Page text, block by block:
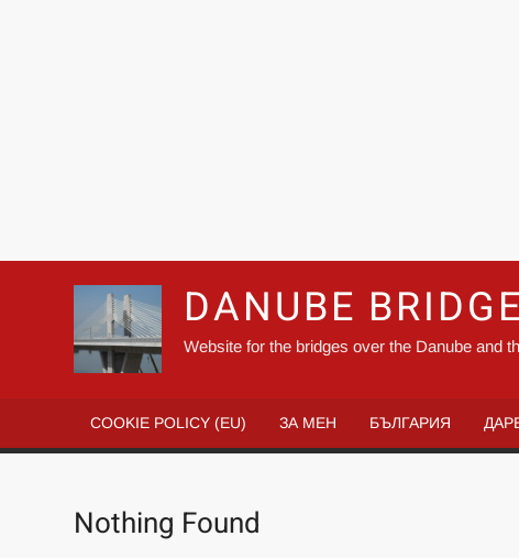
DANUBE
Website for the bridges over the Danube and
COOKIE POLICY (EU) ЗА МЕН БЪЛГАРИЯ
Nothing Found